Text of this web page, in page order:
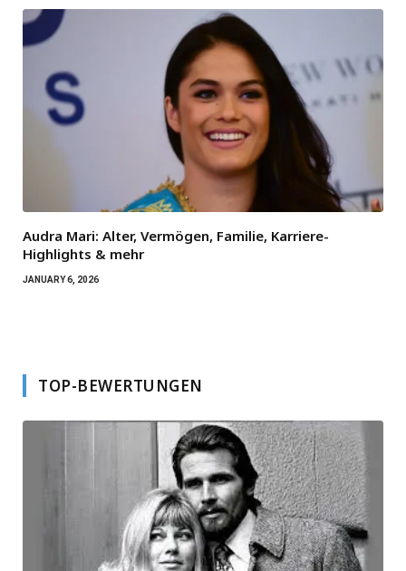
Audra Mari: Alter, Vermögen, Familie, Karriere-
Highlights & mehr
JANUARY 6, 2026
TOP-BEWERTUNGEN